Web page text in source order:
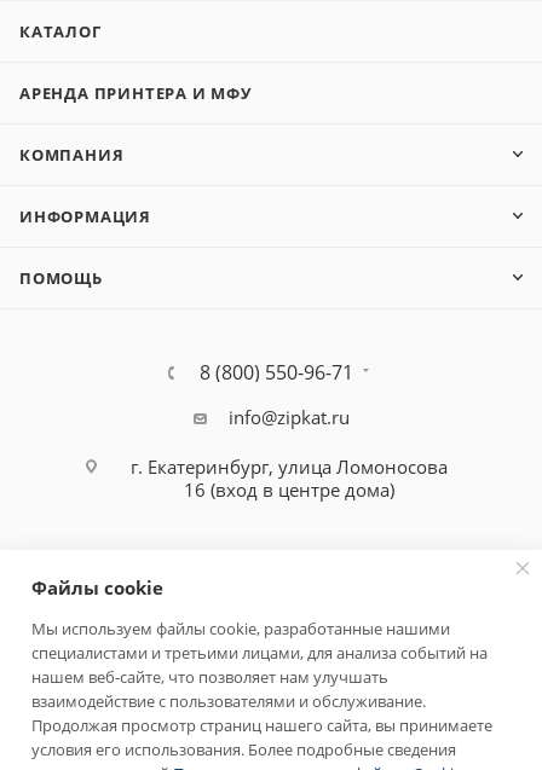
КАТАЛОГ
АРЕНДА ПРИНТЕРА И МФУ
КОМПАНИЯ
ИНФОРМАЦИЯ
ПОМОЩЬ
8 (800) 550-96-71
info@zipkat.ru
г. Екатеринбург, улица Ломоносова
16 (вход в центре дома)
Политика конфиденциальности
Файлы cookie
Мы используем файлы cookie, разработанные нашими
специалистами и третьими лицами, для анализа событий на
нашем веб-сайте, что позволяет нам улучшать
взаимодействие с пользователями и обслуживание.
Продолжая просмотр страниц нашего сайта, вы принимаете
условия его использования. Более подробные сведения